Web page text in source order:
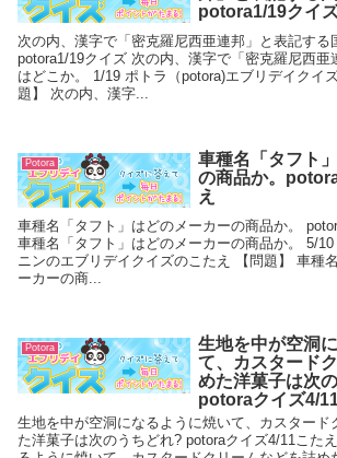
potora1/19クイ
次の内、漢字で「密克羅尼西亜連邦」と表記する
potora1/19クイズ 次の内、漢字で「密克羅尼西亜
はどこか。 1/19 ポトラ（potora)エブリデイクイ
題】 次の内、漢字...
Potora
車種名「タフト
の商品か。
え
車種名「タフト」はどのメーカーの商品か。
車種名「タフト」はどのメーカーの商品か。 5/
ニンのエブリデイクイズのこたえ 【問題】 車種
ーカーの商...
Potora
生地を中が空洞
て、カスタード
めた洋菓子は次
potoraクイズ4/
生地を中が空洞になるように焼いて、カスタード
た洋菓子は次のうちどれ? potoraクイズ4/11こた